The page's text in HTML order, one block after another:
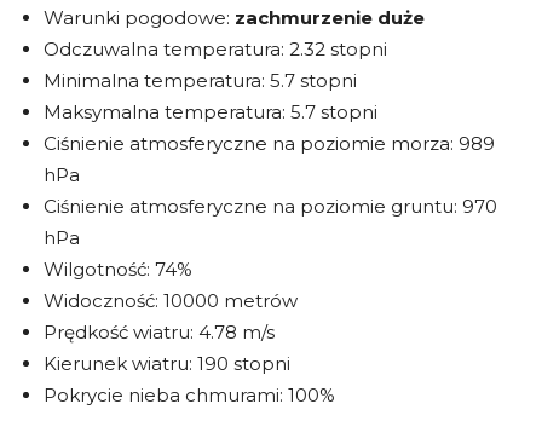
Warunki pogodowe: zachmurzenie duże
Odczuwalna temperatura: 2.32 stopni
Minimalna temperatura: 5.7 stopni
Maksymalna temperatura: 5.7 stopni
Ciśnienie atmosferyczne na poziomie morza: 989
hPa
Ciśnienie atmosferyczne na poziomie gruntu: 970
hPa
Wilgotność: 74%
Widoczność: 10000 metrów
Prędkość wiatru: 4.78 m/s
Kierunek wiatru: 190 stopni
Pokrycie nieba chmurami: 100%